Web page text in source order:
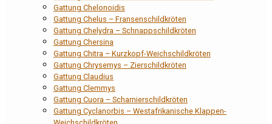
Gattung Chelonoidis
Gattung Chelus – Fransenschildkröten
Gattung Chelydra – Schnappschildkröten
Gattung Chersina
Gattung Chitra – Kurzkopf-Weichschildkröten
Gattung Chrysemys – Zierschildkröten
Gattung Claudius
Gattung Clemmys
Gattung Cuora – Scharnierschildkröten
Gattung Cyclanorbis – Westafrikanische Klappen-